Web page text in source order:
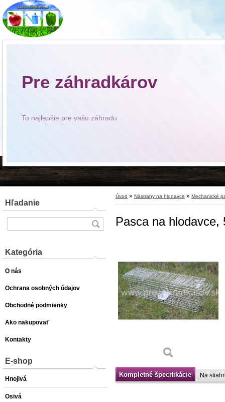
Pre záhradkárov
To najlepšie pre vašu záhradu
Hľadanie
Kategória
O nás
Ochrana osobných údajov
Obchodné podmienky
Ako nakupovať
Kontakty
E-shop
Hnojivá
Osivá
Úvod » Nástrahy na hlodavce » Mechanické
Pasca na hlodavce,
Kompletné špecifikácie Na